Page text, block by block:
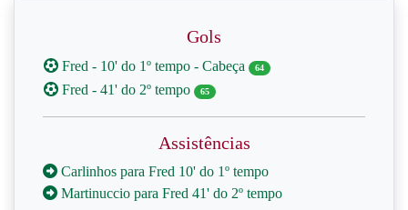
Gols
Fred - 10' do 1º tempo - Cabeça 64
Fred - 41' do 2º tempo 65
Assistências
Carlinhos para Fred 10' do 1º tempo
Martinuccio para Fred 41' do 2º tempo